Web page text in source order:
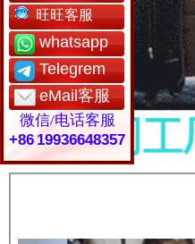
旺旺客服
whatsapp
Telegrem
eMail客服
微信/电话客服
+86 19936648357